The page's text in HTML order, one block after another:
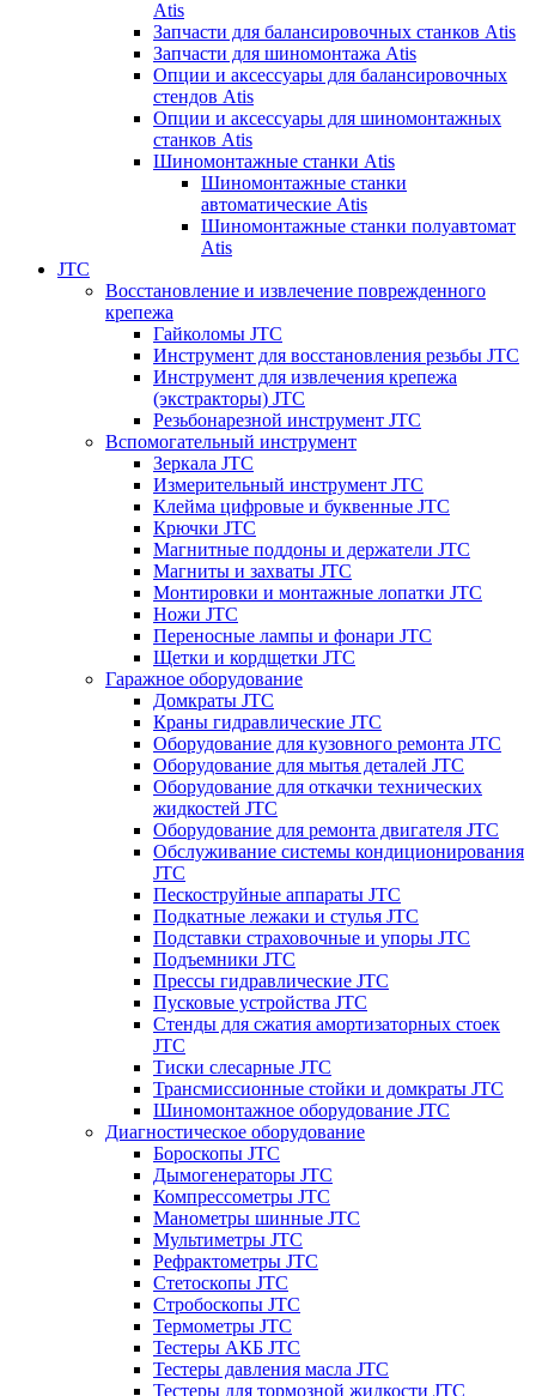
Atis
Запчасти для балансировочных станков Atis
Запчасти для шиномонтажа Atis
Опции и аксессуары для балансировочных
стендов Atis
Опции и аксессуары для шиномонтажных
станков Atis
Шиномонтажные станки Atis
Шиномонтажные станки
автоматические Atis
Шиномонтажные станки полуавтомат
Atis
JTC
Восстановление и извлечение поврежденного
крепежа
Гайколомы JTC
Инструмент для восстановления резьбы JTC
Инструмент для извлечения крепежа
(экстракторы) JTC
Резьбонарезной инструмент JTC
Вспомогательный инструмент
Зеркала JTC
Измерительный инструмент JTC
Клейма цифровые и буквенные JTC
Крючки JTC
Магнитные поддоны и держатели JTC
Магниты и захваты JTC
Монтировки и монтажные лопатки JTC
Ножи JTC
Переносные лампы и фонари JTC
Щетки и кордщетки JTC
Гаражное оборудование
Домкраты JTC
Краны гидравлические JTC
Оборудование для кузовного ремонта JTC
Оборудование для мытья деталей JTC
Оборудование для откачки технических
жидкостей JTC
Оборудование для ремонта двигателя JTC
Обслуживание системы кондиционирования
JTC
Пескоструйные аппараты JTC
Подкатные лежаки и стулья JTC
Подставки страховочные и упоры JTC
Подъемники JTC
Прессы гидравлические JTC
Пусковые устройства JTC
Стенды для сжатия амортизаторных стоек
JTC
Тиски слесарные JTC
Трансмиссионные стойки и домкраты JTC
Шиномонтажное оборудование JTC
Диагностическое оборудование
Бороскопы JTC
Дымогенераторы JTC
Компрессометры JTC
Манометры шинные JTC
Мультиметры JTC
Рефрактометры JTC
Стетоскопы JTC
Стробоскопы JTC
Термометры JTC
Тестеры АКБ JTC
Тестеры давления масла JTC
Тестеры для тормозной жидкости JTC